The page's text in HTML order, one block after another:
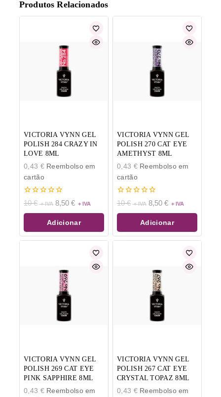
Produtos Relacionados
VICTORIA VYNN GEL
POLISH 284 CRAZY IN
LOVE 8ML
0,43 €Reembolso em
cartão
0
de
5
10€ 8,50 €
Adicionar
VICTORIA VYNN GEL
POLISH 270 CAT EYE
AMETHYST 8ML
0,43 €Reembolso em
cartão
0
de
5
10€ 8,50 €
Adicionar
VICTORIA VYNN GEL
POLISH 269 CAT EYE
PINK SAPPHIRE 8ML
0,43 €Reembolso em
VICTORIA VYNN GEL
POLISH 267 CAT EYE
CRYSTAL TOPAZ 8ML
0,43 €Reembolso em